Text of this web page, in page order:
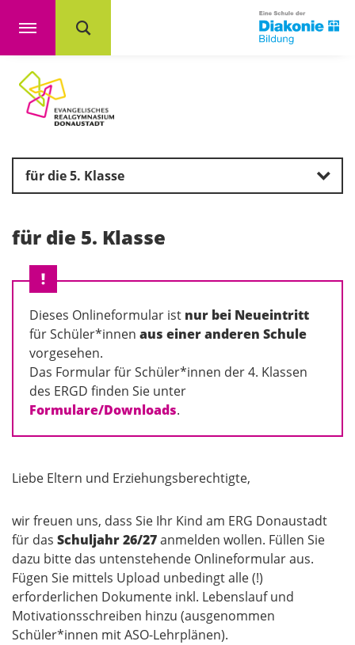
für die 5. Klasse
für die 5. Klasse
Dieses Onlineformular ist nur bei Neueintritt
für Schüler*innen aus einer anderen Schule
vorgesehen.
Das Formular für Schüler*innen der 4. Klassen
des ERGD finden Sie unter
Formulare/Downloads.
Liebe Eltern und Erziehungsberechtigte,
wir freuen uns, dass Sie Ihr Kind am ERG Donaustadt
für das Schuljahr 26/27anmelden wollen. Füllen Sie
dazu bitte das untenstehende Onlineformular aus.
Fügen Sie mittels Upload unbedingt alle (!)
erforderlichen Dokumente inkl. Lebenslauf und
Motivationsschreiben hinzu (ausgenommen
Schüler*innen mit ASO-Lehrplänen).